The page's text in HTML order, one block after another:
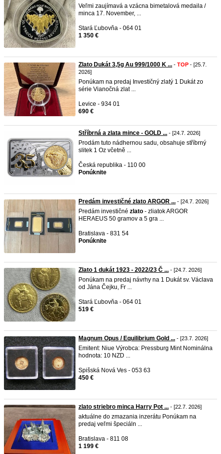
Veľmi zaujímavá a vzácna bimetalová medaila /
minca 17. November, ...
Stará Ľubovňa - 064 01
1 350 €
Zlato Dukát 3,5g Au 999/1000 K ... - TOP - [25.7.
2026]
Ponúkam na predaj Investičný zlatý 1 Dukát zo
série Vianočná zlat ...
Levice - 934 01
690 €
Stříbrná a zlata mince - GOLD ... - [24.7. 2026]
Prodám tuto nádhernou sadu, obsahuje stříbrný
slitek 1 Oz včetně ...
Česká republika - 110 00
Ponúknite
Predám investičné zlato ARGOR ... - [24.7. 2026]
Predám investičné zlato - zliatok ARGOR
HERAEUS 50 gramov a 5 gra ...
Bratislava - 831 54
Ponúknite
Zlato 1 dukát 1923 - 2022/23 Č ... - [24.7. 2026]
Ponúkam na predaj návrhy na 1 Dukát sv. Václava
od Jána Čejku, Fr ...
Stará Ľubovňa - 064 01
519 €
Magnum Opus / Equilibrium Gold ... - [23.7. 2026]
Emitent: Niue Výrobca: Pressburg Mint Nominálna
hodnota: 10 NZD ...
Spišská Nová Ves - 053 63
450 €
zlato striebro minca Harry Pot ... - [22.7. 2026]
aktuálne do zmazania inzerátu Ponúkam na
predaj veľmi špeciáln ...
Bratislava - 811 08
1 199 €